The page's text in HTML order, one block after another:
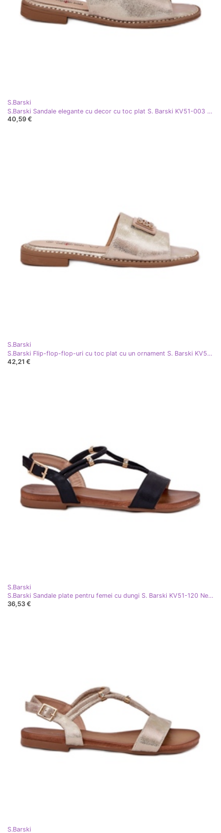
S.Barski
S.Barski Sandale elegante cu decor cu toc plat S. Barski KV51-003 Aur de aur
40,59 €
S.Barski
S.Barski Flip-flop-flop-uri cu toc plat cu un ornament S. Barski KV51-089 Aur de aur
42,21 €
S.Barski
S.Barski Sandale plate pentru femei cu dungi S. Barski KV51-120 Negru
36,53 €
S.Barski